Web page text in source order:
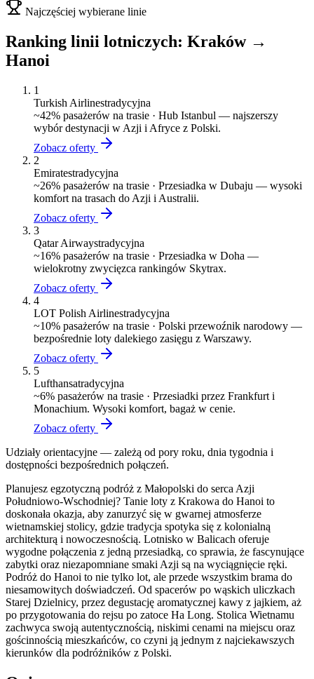
Najczęściej wybierane linie
Ranking linii lotniczych: Kraków→
Hanoi
1
Turkish Airlinestradycyjna
~42% pasażerów na trasie · Hub Istanbul — najszerszy
wybór destynacji w Azji i Afryce z Polski.
Zobacz oferty
2
Emiratestradycyjna
~26% pasażerów na trasie · Przesiadka w Dubaju — wysoki
komfort na trasach do Azji i Australii.
Zobacz oferty
3
Qatar Airwaystradycyjna
~16% pasażerów na trasie · Przesiadka w Doha —
wielokrotny zwycięzca rankingów Skytrax.
Zobacz oferty
4
LOT Polish Airlinestradycyjna
~10% pasażerów na trasie · Polski przewoźnik narodowy —
bezpośrednie loty dalekiego zasięgu z Warszawy.
Zobacz oferty
5
Lufthansatradycyjna
~6% pasażerów na trasie · Przesiadki przez Frankfurt i
Monachium. Wysoki komfort, bagaż w cenie.
Zobacz oferty
Udziały orientacyjne — zależą od pory roku, dnia tygodnia i
dostępności bezpośrednich połączeń.
Planujesz egzotyczną podróż z Małopolski do serca Azji
Południowo-Wschodniej? Tanie loty z Krakowa do Hanoi to
doskonała okazja, aby zanurzyć się w gwarnej atmosferze
wietnamskiej stolicy, gdzie tradycja spotyka się z kolonialną
architekturą i nowoczesnością. Lotnisko w Balicach oferuje
wygodne połączenia z jedną przesiadką, co sprawia, że fascynujące
zabytki oraz niezapomniane smaki Azji są na wyciągnięcie ręki.
Podróż do Hanoi to nie tylko lot, ale przede wszystkim brama do
niesamowitych doświadczeń. Od spacerów po wąskich uliczkach
Starej Dzielnicy, przez degustację aromatycznej kawy z jajkiem, aż
po przygotowania do rejsu po zatoce Ha Long. Stolica Wietnamu
zachwyca swoją autentycznością, niskimi cenami na miejscu oraz
gościnnością mieszkańców, co czyni ją jednym z najciekawszych
kierunków dla podróżników z Polski.